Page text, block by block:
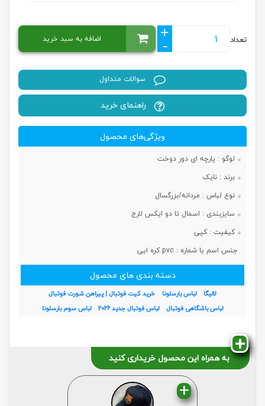
تعداد
+
-
اضافه به سبد خرید
سوالات متداول
راهنمای خرید
ویژگی‌های محصول
لوگو : پارچه ای دور دوخت
برند : نایک
نوع لباس : مردانه/بزرگسال
سایزبندی : اسمال تا دو ایکس لارج
کیفیت :کپی
جنس اسم یا شماره : pvc کره ایی
دسته بندی های محصول
لالیگا لباس بارسلونا
خرید کیت فوتبال | پیراهن شورت فوتبال
لباس باشگاهی فوتبال
لباس فوتبال جدید 2026 لباس سوم بارسلونا
به همراه این محصول خریداری کنید